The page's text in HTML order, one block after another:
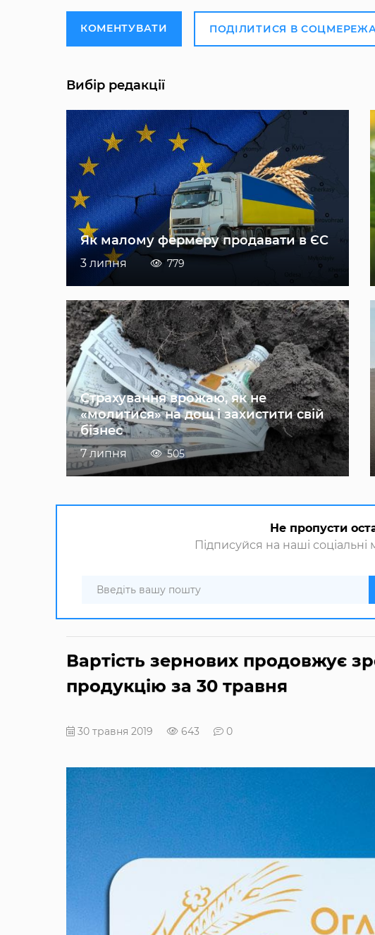
КОМЕНТУВАТИ ПОДІЛИТИСЯ В
Вибір редакції
Як малому фермеру продавати в ЄС
3 липня 779
Страхування врожаю, як не
«молитися» на дощ і захистити свій
бізнес
7 липня 505
Не пропусти
Підписуйся на наші
Вартість зернових продовжує
продукцію за 30 травня
30 травня 2019 643 0